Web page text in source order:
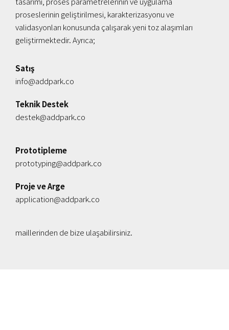
proseslerinin geliştirilmesi, karakterizasyonu ve
validasyonları konusunda çalışarak yeni toz alaşımları
geliştirmektedir. Ayrıca;
Satış
info@addpark.co
Teknik Destek
destek@addpark.co
Prototipleme
prototyping@addpark.co
Proje ve Arge
application@addpark.co
maillerinden de bize ulaşabilirsiniz.